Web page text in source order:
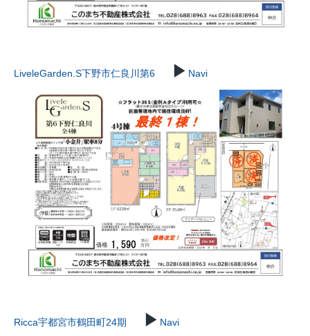
LiveleGarden.S下野市仁良川第6 ▶ Navi
Ricca宇都宮市鶴田町24期 ▶ Navi